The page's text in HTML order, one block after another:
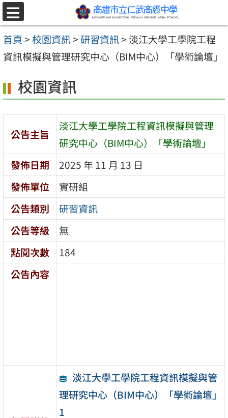
跳至主要內容區
選
單
首頁>校園資訊>研習資訊> 淡江大學工學院工程
資訊模擬與管理研究中心（BIM中心）「學術論壇」
校園資訊
公告主旨
淡江大學工學院工程資訊模擬與管理
研究中心（BIM中心）「學術論壇」
發佈日期
2025 年 11 月 13 日
發佈單位
實研組
公告類別
研習資訊
公告等級
無
點閱次數
184
公告內容
淡江大學工學院工程資訊模擬與管
理研究中心（BIM中心）「學術論壇」
1